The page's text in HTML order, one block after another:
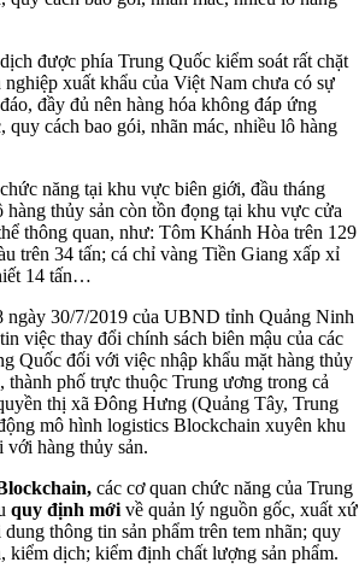
được phía Trung Quốc kiểm soát rất chặt
xuất khẩu của Việt Nam chưa có sự
đầy đủ nên hàng hóa không đáp ứng
quy cách bao gói, nhãn mác, nhiều lô hàng
năng tại khu vực biên giới, đầu tháng
thủy sản còn tồn đọng tại khu vực cửa
thông quan, như: Tôm Khánh Hòa trên 129
trên 34 tấn; cá chỉ vàng Tiền Giang xấp xỉ
14 tấn…
ngày 30/7/2019 của UBND tỉnh Quảng Ninh
việc thay đổi chính sách biên mậu của các
Quốc đối với việc nhập khẩu mặt hàng thủy
phố trực thuộc Trung ương trong cả
thị xã Đông Hưng (Quảng Tây, Trung
mô hình logistics Blockchain xuyên khu
hàng thủy sản.
các cơ quan chức năng của Trung
quy định mới về quản lý nguồn gốc, xuất xứ
thông tin sản phẩm trên tem nhãn; quy
kiểm dịch; kiểm định chất lượng sản phẩm.